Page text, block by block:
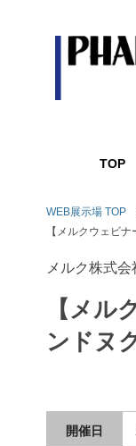
TOP
WEB展示場 TOP
【メルクウェビ
メルク株式会
【メル
ンドヌ
開催日